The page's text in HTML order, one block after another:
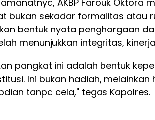
AKBP Farouk Oktora
bukan sekadar formalitas atau
bentuk nyata penghargaan
menunjukkan integritas,
pangkat ini adalah bentuk
Ini bukan hadiah, melainkan
tanpa cela," tegas Kapolres.